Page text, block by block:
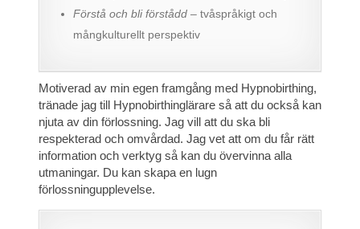
Förstå och bli förstådd– tvåspråkigt och
mångkulturellt perspektiv
Motiverad av min egen framgång med Hypnobirthing,
tränade jag till Hypnobirthinglärare så att du också kan
njuta av din förlossning. Jag vill att du ska bli
respekterad och omvårdad. Jag vet att om du får rätt
information och verktyg så kan du övervinna alla
utmaningar. Du kan skapa en lugn
förlossningupplevelse.